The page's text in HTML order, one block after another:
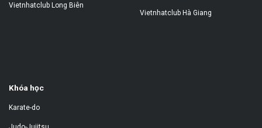
Vietnhatclub Long Biên
Vietnhatclub Hà Giang
Khóa học
Karate-do